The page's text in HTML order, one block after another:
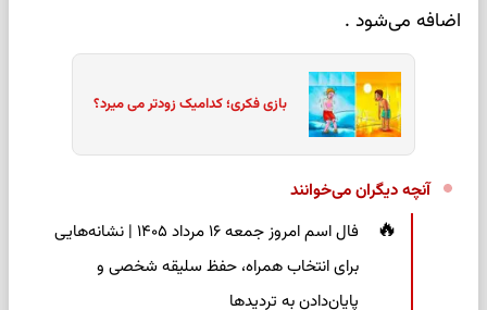
اضافه می‌شود .
بازی فکری؛ کدامیک زودتر می میرد؟
آنچه دیگران می‌خوانند
فال اسم امروز جمعه ۱۶ مرداد ۱۴۰۵ | نشانه‌هایی
برای انتخاب همراه، حفظ سلیقه شخصی و
پایان‌دادن به تردیدها